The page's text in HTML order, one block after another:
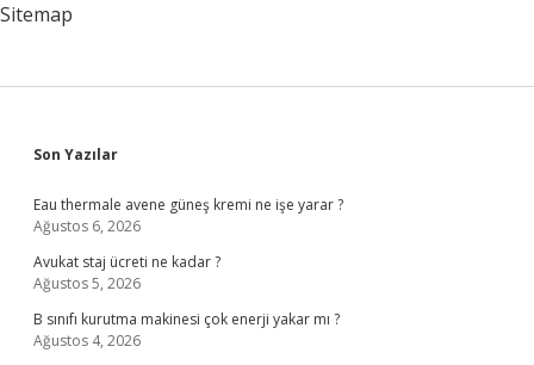
Sitemap
Sidebar
Son Yazılar
Eau thermale avene güneş kremi ne işe yarar ?
Ağustos 6, 2026
Avukat staj ücreti ne kadar ?
Ağustos 5, 2026
B sınıfı kurutma makinesi çok enerji yakar mı ?
Ağustos 4, 2026